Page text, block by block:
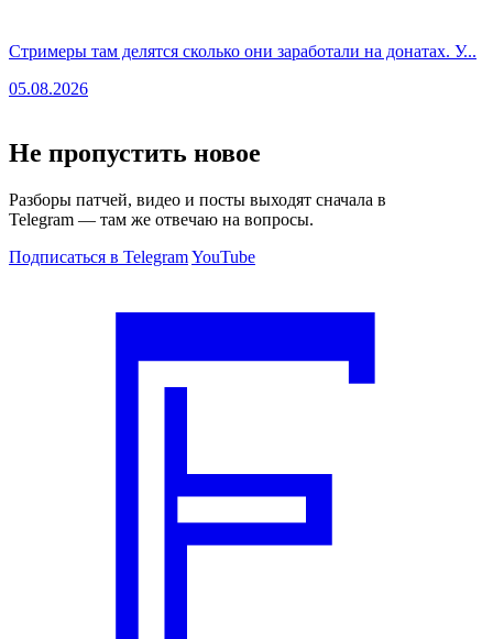
Стримеры там делятся сколько они заработали на донатах. У...
05.08.2026
Не пропустить новое
Разборы патчей, видео и посты выходят сначала в
Telegram — там же отвечаю на вопросы.
Подписаться в TelegramYouTube